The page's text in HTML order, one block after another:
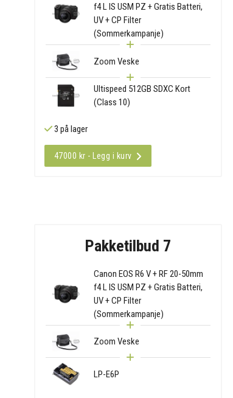
f4 L IS USM PZ + Gratis Batteri,
UV + CP Filter
(Sommerkampanje)
Zoom Veske
Ultispeed 512GB SDXC Kort
(Class 10)
3 på lager
47000 kr - Legg i kurv
Pakketilbud 7
Canon EOS R6 V + RF 20-50mm
f4 L IS USM PZ + Gratis Batteri,
UV + CP Filter
(Sommerkampanje)
Zoom Veske
LP-E6P